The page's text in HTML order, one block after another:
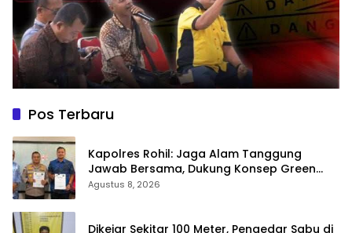
Pos Terbaru
Kapolres Rohil: Jaga Alam Tanggung
Jawab Bersama, Dukung Konsep Green
Policing
Agustus 8, 2026
Dikejar Sekitar 100 Meter, Pengedar Sabu di